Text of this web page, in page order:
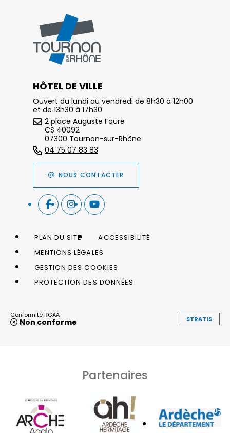
HÔTEL DE VILLE
Ouvert du lundi au vendredi de 8h30 à 12h00
et de 13h30 à 17h30
2 place Auguste Faure
CS 40092
07300 Tournon-sur-Rhône
04 75 07 83 83
NOUS CONTACTER
PLAN DU SITE
ACCESSIBILITÉ
MENTIONS LÉGALES
GESTION DES COOKIES
PROTECTION DES DONNÉES
Conformité RGAA
Non conforme STRATIS
Partenaires